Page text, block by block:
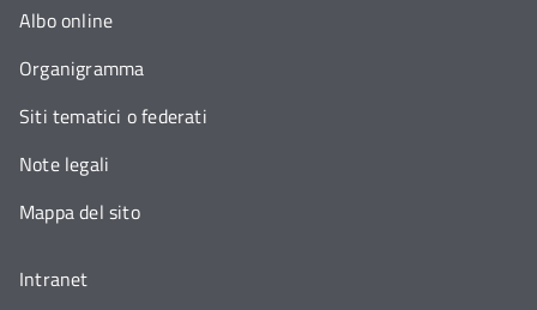
Albo online
Organigramma
Siti tematici o federati
Note legali
Mappa del sito
Intranet